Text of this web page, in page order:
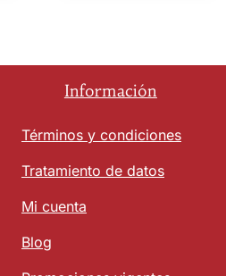
Información
Términos y condiciones
Tratamiento de datos
Mi cuenta
Blog